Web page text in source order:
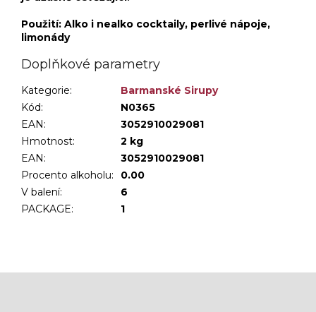
Použití: Alko i nealko cocktaily, perlivé nápoje,
limonády
Doplňkové parametry
Kategorie:
Barmanské Sirupy
Kód:
N0365
EAN:
3052910029081
Hmotnost:
2 kg
EAN:
3052910029081
Procento alkoholu:
0.00
V balení:
6
PACKAGE: 1